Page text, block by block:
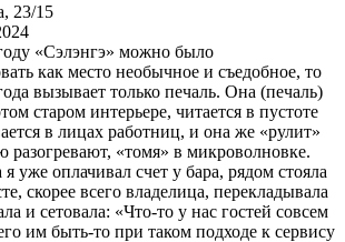
23/15
«Сэлэнгэ» можно было
как место необычное и съедобное, то
вызывает только печаль. Она (печаль)
старом интерьере, читается в пустоте
в лицах работниц, и она же «рулит»
разогревают, «томя» в микроволновке.
я уже оплачивал счет у бара, рядом стояла
скорее всего владелица, перекладывала
и сетовала: «Что-то у нас гостей совсем
им быть-то при таком подходе к сервису